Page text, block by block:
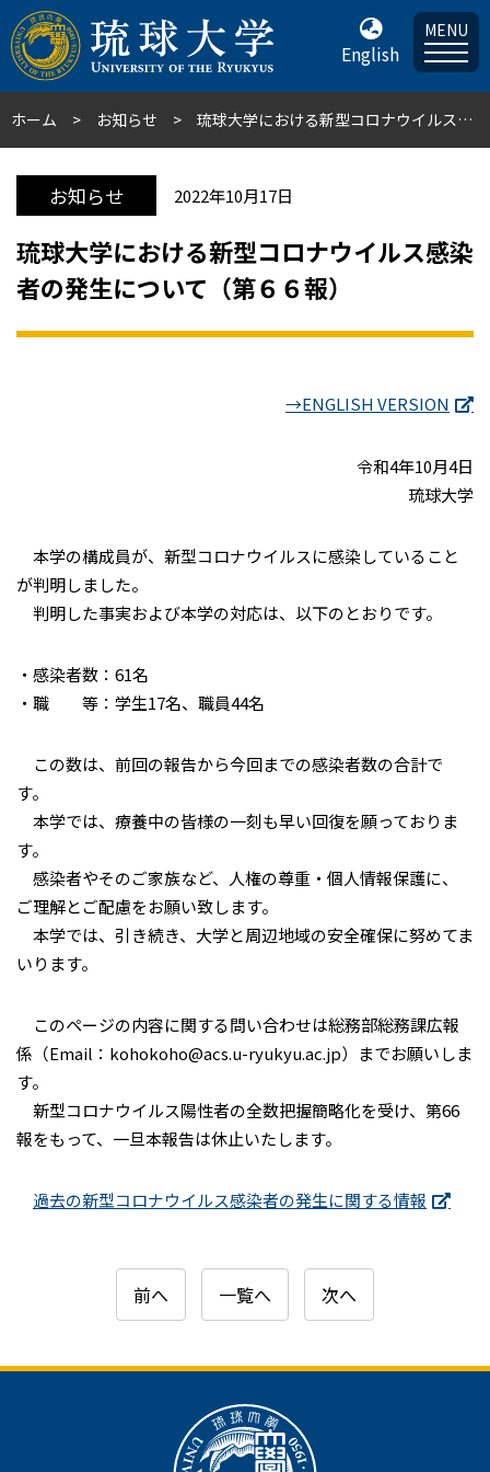
English
MENU
ホーム お知らせ 琉球大学における新型コロナウイルス感染者の発生について（第６６報）
お知らせ 2022年10月17日
琉球大学における新型コロナウイルス感染
者の発生について（第６６報）
→ENGLISH VERSION
令和4年10月4日
琉球大学
本学の構成員が、新型コロナウイルスに感染していること
が判明しました。
判明した事実および本学の対応は、以下のとおりです。
・感染者数：61名
・職 等：学生17名、職員44名
この数は、前回の報告から今回までの感染者数の合計で
す。
本学では、療養中の皆様の一刻も早い回復を願っておりま
す。
感染者やそのご家族など、人権の尊重・個人情報保護に、
ご理解とご配慮をお願い致します。
本学では、引き続き、大学と周辺地域の安全確保に努めてま
いります。
このページの内容に関する問い合わせは総務部総務課広報
係（Email：kohokoho@acs.u-ryukyu.ac.jp）までお願いしま
す。
新型コロナウイルス陽性者の全数把握簡略化を受け、第66
報をもって、一旦本報告は休止いたします。
過去の新型コロナウイルス感染者の発生に関する情報
前へ 一覧へ 次へ